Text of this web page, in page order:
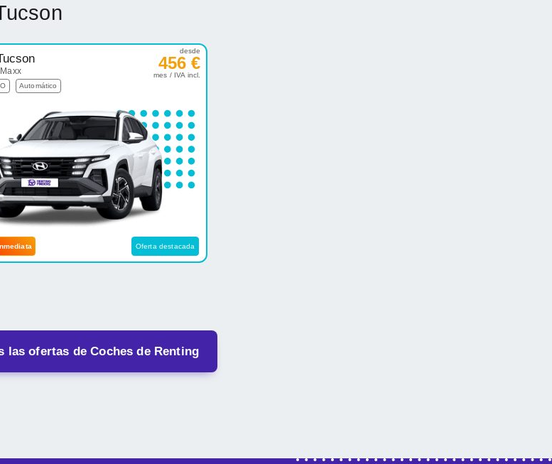
Automático
desde
456 €
mes / IVA incl.
Oferta destacada
las ofertas de Coches de Renting